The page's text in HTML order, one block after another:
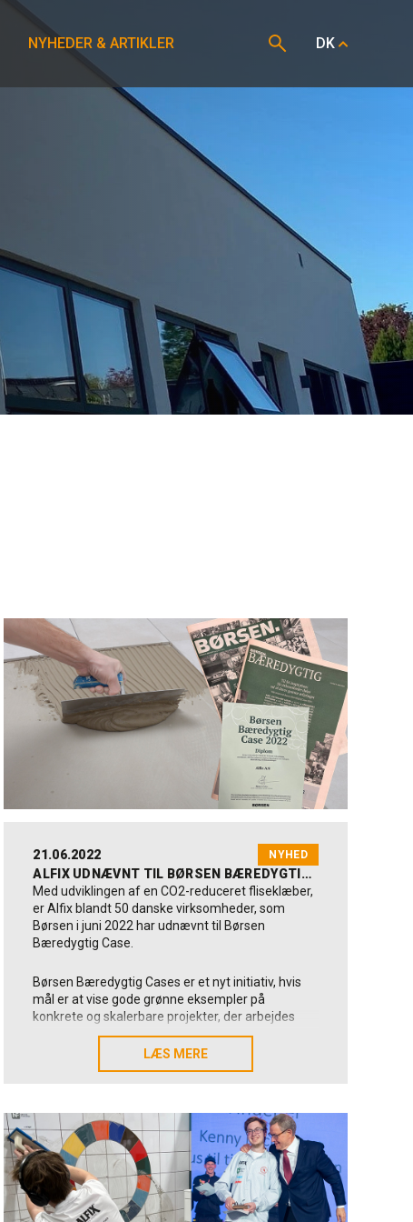
NYHEDER & ARTIKLER DK
21.06.2022 NYHED
ALFIX UDNÆVNT TIL BØRSEN BÆREDYGTIG CASE 2022
Med udviklingen af en CO2-reduceret fliseklæber,
er Alfix blandt 50 danske virksomheder, som
Børsen i juni 2022 har udnævnt til Børsen
Bæredygtig Case.
Børsen Bæredygtig Cases er et nyt initiativ, hvis
mål er at vise gode grønne eksempler på
konkrete og skalerbare projekter, der arbejdes
med i danske virksomheder. Det skal give
inspiration til alle og samtidig hylde de 50
udvalgte projekter.
klimaændringer
I kategorien ”Modvirkning af klimaændringer” er
Alfix udvalgt for at udvikle en ny fliseklæber –
Alfix ProFix Plus, som reducerer 27% af
klimaaftrykket i forhold til den almindelige
fliseklæber Alfix ProFix. Perspektivet – og
LÆS MERE
LÆS MERE